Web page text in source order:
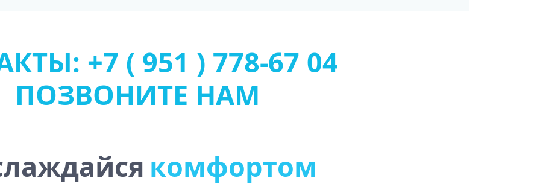
+7 ( 951 ) 778-67 04
ПОЗВОНИТЕ НАМ
комфортом